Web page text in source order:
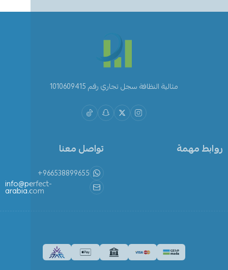
مثالية النظافة سجل تجاري رقم 1010609415
روابط مهمة تواصل معنا
+966538899655
info@perfect-
arabia.com